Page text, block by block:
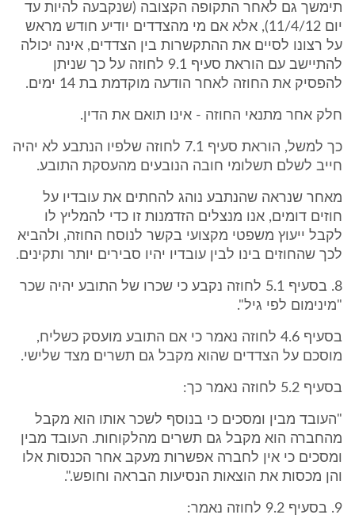
תימשך גם לאחר התקופה הקצובה (שנקבעה להיות עד
יום 11/4/12), אלא אם מי מהצדדים יודיע חודש מראש
על רצונו לסיים את ההתקשרות בין הצדדים, אינה יכולה
להתיישב עם הוראת סעיף 9.1 לחוזה על כך שניתן
להפסיק את החוזה לאחר הודעה מוקדמת בת 14 ימים.
חלק אחר מתנאי החוזה - אינו תואם את הדין.
כך למשל, הוראת סעיף 7.1 לחוזה שלפיו הנתבע לא יהיה
חייב לשלם תשלומי חובה הנובעים מהעסקת התובע.
מאחר שנראה שהנתבע נוהג להחתים את עובדיו על
חוזים דומים, אנו מנצלים הזדמנות זו כדי להמליץ לו
לקבל ייעוץ משפטי מקצועי בקשר לנוסח החוזה, ולהביא
לכך שהחוזים בינו לבין עובדיו יהיו סבירים יותר ותקינים.
8. בסעיף 5.1 לחוזה נקבע כי שכרו של התובע יהיה שכר
"מינימום לפי גיל".
בסעיף 4.6 לחוזה נאמר כי אם התובע מועסק כשליח,
מוסכם על הצדדים שהוא מקבל גם תשרים מצד שלישי.
בסעיף 5.2 לחוזה נאמר כך:
"העובד מבין ומסכים כי בנוסף לשכר אותו הוא מקבל
מהחברה הוא מקבל גם תשרים מהלקוחות. העובד מבין
ומסכים כי אין לחברה אפשרות מעקב אחר הכנסות אלו
והן מכסות את הוצאות הנסיעות הבראה וחופש.".
9. בסעיף 9.2 לחוזה נאמר: